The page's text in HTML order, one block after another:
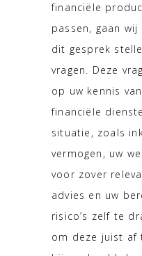
financiële
passen, gaan
dit gesprek
vragen. Deze
op uw kennis
financiële
situatie, zoals
vermogen, uw
voor zover
advies en uw
risico’s zelf te
om deze juist af